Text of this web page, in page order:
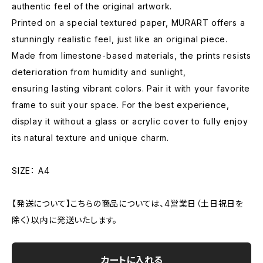
authentic feel of the original artwork.
Printed on a special textured paper, MURART offers a
stunningly realistic feel, just like an original piece.
Made from limestone-based materials, the prints resists
deterioration from humidity and sunlight,
ensuring lasting vibrant colors. Pair it with your favorite
frame to suit your space. For the best experience,
display it without a glass or acrylic cover to fully enjoy
its natural texture and unique charm.
SIZE： A4
【発送について】こちらの商品については、4営業日（土日祝日を
除く）以内に発送いたします。
カートに入れる